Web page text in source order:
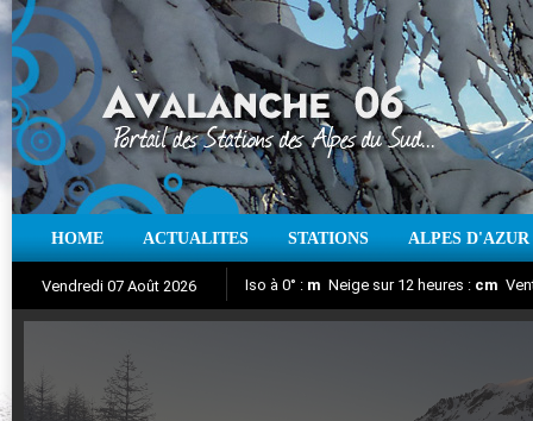
HOME ACTUALITES STATIONS ALPES D'AZUR
Vendredi 07 Août 2026 Iso à 0° : m Neige sur 12 heures : cm